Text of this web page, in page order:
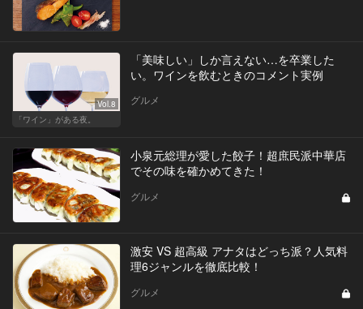
Vol.8
「ワイン」がある夜。
「美味しい」しか言えない…を卒業した
い。ワインを飲むときのコメント実例
グルメ
小泉元総理が愛した餃子！超庶民派中華店
でその味を確かめてきた！
グルメ
激安 VS 超高級 アナタはどっち派？人気料
理6ジャンルを徹底比較！
グルメ